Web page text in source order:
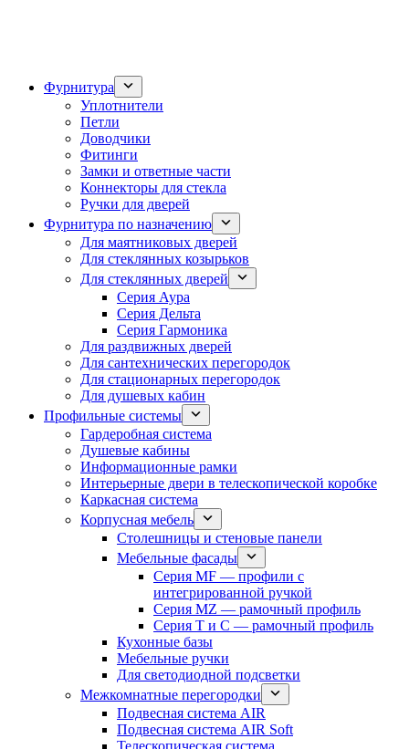
Фурнитура
Уплотнители
Петли
Доводчики
Фитинги
Замки и ответные части
Коннекторы для стекла
Ручки для дверей
Фурнитура по назначению
Для маятниковых дверей
Для стеклянных козырьков
Для стеклянных дверей
Серия Аура
Серия Дельта
Серия Гармоника
Для раздвижных дверей
Для сантехнических перегородок
Для стационарных перегородок
Для душевых кабин
Профильные системы
Гардеробная система
Душевые кабины
Информационные рамки
Интерьерные двери в телескопической коробке
Каркасная система
Корпусная мебель
Столешницы и стеновые панели
Мебельные фасады
Серия MF — профили с
интегрированной ручкой
Серия MZ — рамочный профиль
Серия T и C — рамочный профиль
Кухонные базы
Мебельные ручки
Для светодиодной подсветки
Межкомнатные перегородки
Подвесная система AIR
Подвесная система AIR Soft
Телескопическая система